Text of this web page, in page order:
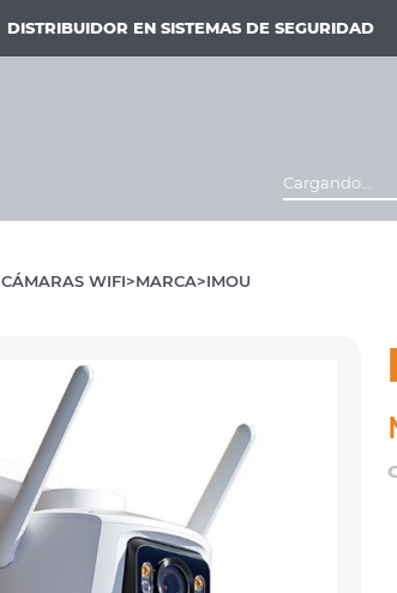
DISTRIBUIDOR EN SISTEMAS DE SEGURIDAD
Cargando...
CÁMARAS WIFI MARCA IMOU